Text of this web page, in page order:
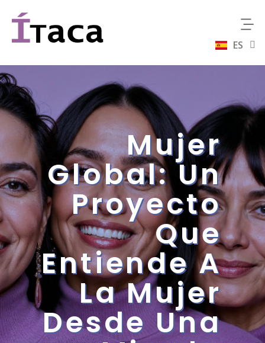
ES
EN
Mujer
Global: Un
Proyecto
Que
Entiende A
La Mujer
Desde Una